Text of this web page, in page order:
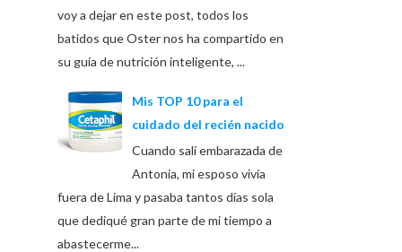
voy a dejar en este post, todos los
batidos que Oster nos ha compartido en
su guía de nutrición inteligente, ...
Mis TOP 10 para el
cuidado del recién nacido
Cuando salí embarazada de
Antonia, mi esposo vivía
fuera de Lima y pasaba tantos días sola
que dediqué gran parte de mi tiempo a
abastecerme...